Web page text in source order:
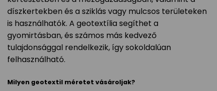
díszkertekben és a sziklás vagy mulcsos területeken
is használhatók. A geotextília segíthet a
gyomirtásban, és számos más kedvező
tulajdonsággal rendelkezik, így sokoldalúan
felhasználható.
Milyen geotextil méretet vásároljak?